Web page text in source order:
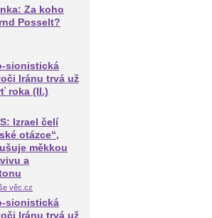
Za koho
Posselt?
sionistická
Iránu trvá už
roka (II.)
Izrael čelí
otázce“,
měkkou
a
věc.cz
sionistická
Iránu trvá už